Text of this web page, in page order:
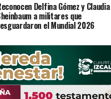
Delfina Gómez y Claudia
a militares que
el Mundial 2026